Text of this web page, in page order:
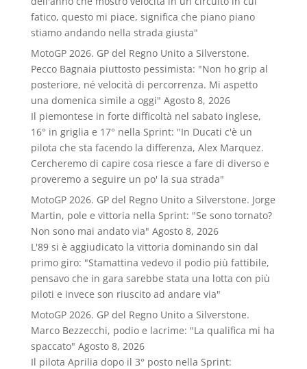
fatico, questo mi piace, significa che piano piano
stiamo andando nella strada giusta"
MotoGP 2026. GP del Regno Unito a Silverstone.
Pecco Bagnaia piuttosto pessimista: "Non ho grip al
posteriore, né velocità di percorrenza. Mi aspetto
una domenica simile a oggi" Agosto 8, 2026
Il piemontese in forte difficoltà nel sabato inglese,
16° in griglia e 17° nella Sprint: "In Ducati c'è un
pilota che sta facendo la differenza, Alex Marquez.
Cercheremo di capire cosa riesce a fare di diverso e
proveremo a seguire un po' la sua strada"
MotoGP 2026. GP del Regno Unito a Silverstone. Jorge
Martin, pole e vittoria nella Sprint: "Se sono tornato?
Non sono mai andato via" Agosto 8, 2026
L'89 si è aggiudicato la vittoria dominando sin dal
primo giro: "Stamattina vedevo il podio più fattibile,
pensavo che in gara sarebbe stata una lotta con più
piloti e invece son riuscito ad andare via"
MotoGP 2026. GP del Regno Unito a Silverstone.
Marco Bezzecchi, podio e lacrime: "La qualifica mi ha
spaccato" Agosto 8, 2026
Il pilota Aprilia dopo il 3° posto nella Sprint: